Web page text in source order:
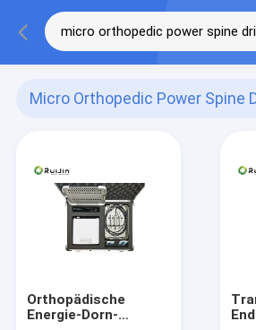
Micro Orthopedic Power Spine
Orthopädische
Energie-Dorn-